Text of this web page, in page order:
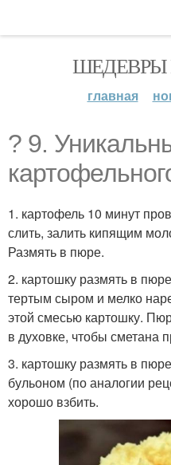
ШЕДЕВРЫ
главная
? 9.
1. картофель 10 минут
слить, залить кипящим
Размять в пюре.
2. картошку размять в
тертым сыром и мелко
этой смесью картошку.
в духовке, чтобы сметана
3. картошку размять в
бульоном (по аналогии
хорошо взбить.